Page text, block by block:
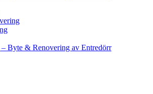
Byte & Renovering av Entredörr